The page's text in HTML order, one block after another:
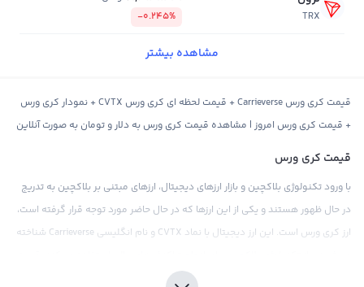
TRX
-0.245%
مشاهده بیشتر
قیمت کری ورس Carrieverse + قیمت لحظه ای کری ورس CVTX + نمودار کری ورس
+ قیمت کری ورس امروز | مشاهده قیمت کری ورس به دلار و تومان به صورت آنلاین
قیمت کری ورس
با ورود تکنولوژی بلاکچین و بازار ارزهای دیجیتال، ارزهای مبتنی بر بلاکچین به تدریج
در حال ظهور هستند و یکی از این ارزها که در حال حاضر مورد توجه قرار گرفته است،
ارز کری ورس است. این ارز دیجیتال با نماد CVTX و نام انگلیسی Carrieverse شناخته
کری ورس مانند هر ارز دیجیتال دیگری بر اساس عرضه و تقاضای بازار تعیین می‌شود